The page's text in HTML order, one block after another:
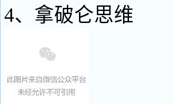
4、拿破仑思维